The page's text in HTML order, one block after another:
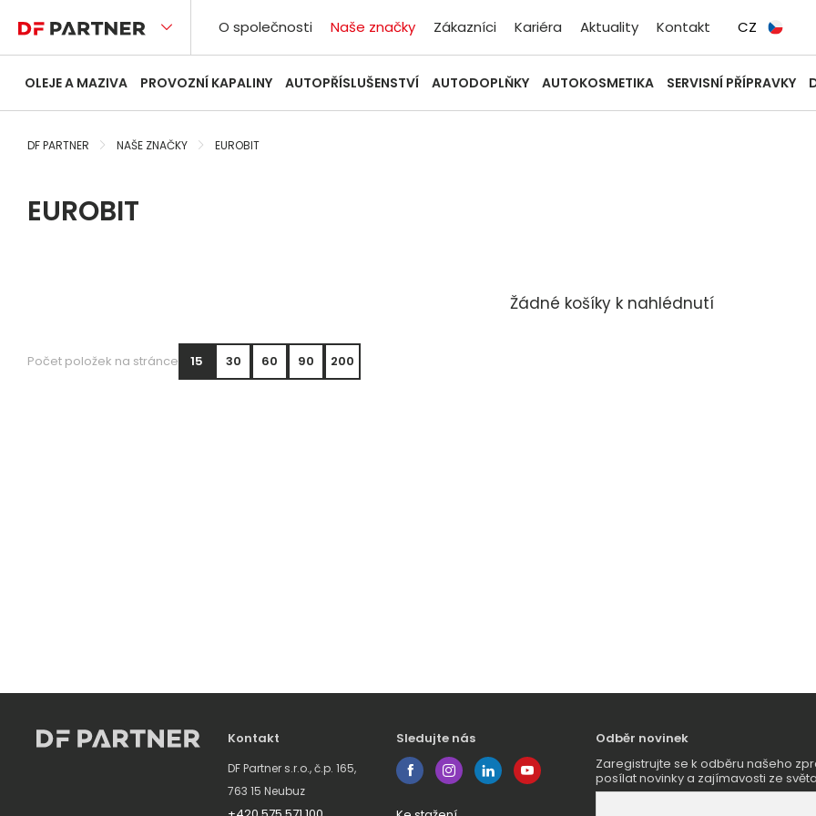
O společnosti Naše značky Zákazníci Kariéra Aktuality Kontakt CZ
OLEJE A MAZIVA PROVOZNÍ KAPALINY AUTOPŘÍSLUŠENSTVÍ AUTODOPLŇKY AUTOKOSMETIKA SERVISNÍ PŘÍPRAVKY
DF PARTNER NAŠE ZNAČKY EUROBIT
EUROBIT
Žádné košíky k nahlédnutí
Počet položek na stránce 15 30 60 90 200
Kontakt
DF Partner s.r.o., č.p. 165,
763 15 Neubuz
Sledujte nás
Odběr novinek
Zaregistrujte se k odběru našeho
posílat novinky a zajímavosti ze světa